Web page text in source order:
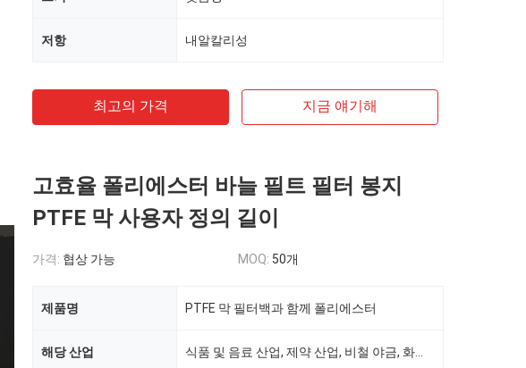
저항 내알칼리성
최고의 가격 지금 얘기해
고효율 폴리에스터 바늘 필트 필터 봉지
PTFE 막 사용자 정의 길이
가격: 협상 가능 MOQ: 50개
제품명 PTFE 막 필터백과 함께 폴리에스터
해당 산업